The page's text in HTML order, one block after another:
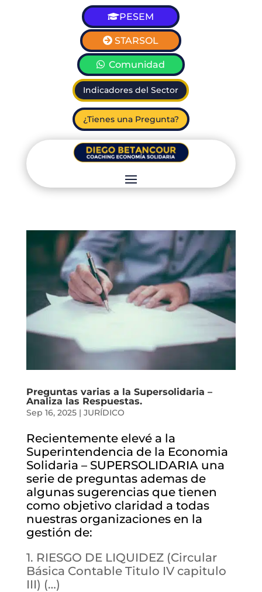
PESEM
STARSOL
Comunidad
Indicadores del Sector
¿Tienes una Pregunta?
Preguntas varias a la Supersolidaria –
Analiza las Respuestas.
Sep 16, 2025| JURÍDICO
Recientemente elevé a la
Superintendencia de la Economia
Solidaria – SUPERSOLIDARIA una
serie de preguntas ademas de
algunas sugerencias que tienen
como objetivo claridad a todas
nuestras organizaciones en la
gestión de:
1. RIESGO DE LIQUIDEZ (Circular
Básica Contable Titulo IV capitulo
III) (…)